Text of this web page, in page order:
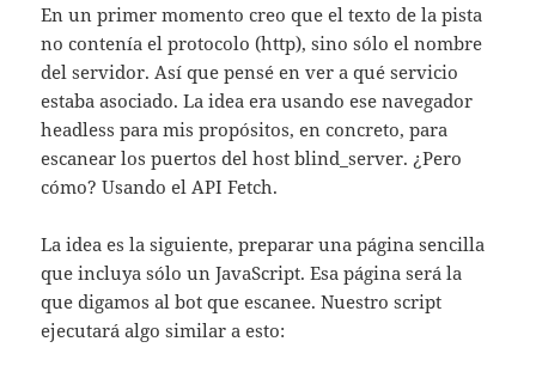
En un primer momento creo que el texto de la pista
no contenía el protocolo (http), sino sólo el nombre
del servidor. Así que pensé en ver a qué servicio
estaba asociado. La idea era usando ese navegador
headless para mis propósitos, en concreto, para
escanear los puertos del host blind_server. ¿Pero
cómo? Usando el API Fetch.
La idea es la siguiente, preparar una página sencilla
que incluya sólo un JavaScript. Esa página será la
que digamos al bot que escanee. Nuestro script
ejecutará algo similar a esto: